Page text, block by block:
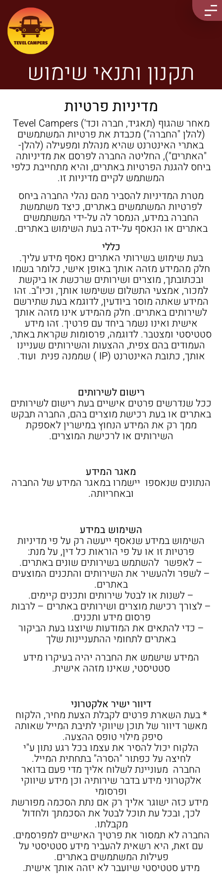
תקנון ותנאי שימוש
מדיניות פרטיות
מאחר שהגוף (תאגיד, חברה וכד') Tevel Campers
(להלן "החברה") מכבדת את פרטיות המשתמשים
באתרי האינטרנט שהיא מנהלת ומפעילה (להלן-
"האתרים"), החליטה החברה לפרסם את מדיניותה
ביחס להגנת הפרטיות באתרים, והיא מתחייבת כלפי
המשתמש לקיים מדיניות זו.
מטרת המדיניות להסביר מהם נהלי החברה ביחס
לפרטיות המשתמשים באתרים, כיצד משתמשת
החברה במידע, הנמסר לה על-ידי המשתמשים
באתרים או הנאסף על-ידה בעת השימוש באתרים.
כללי
בעת שימוש בשירותי האתרים נאסף מידע עליך.
חלק מהמידע מזהה אותך באופן אישי, כלומר בשמו
ובכתובתך, מוצרים ושירותים שרכשת או ביקשת
למכור, אמצעי התשלום ששימשו אותך, וכיו"ב. זהו
המידע שאתה מוסר ביודעין, לדוגמא בעת שתירשם
לשירותים באתרים. חלק מהמידע אינו מזהה אותך
אישית ואינו נשמר ביחד עם פרטיך. זהו מידע
סטטיסטי ומצטבר. לדוגמה, פרסומות שקראת באתר,
העמודים בהם צפית, ההצעות והשירותים שעניינו
אותך, כתובת האינטרנט (IP ) שממנה פנית ועוד.
רישום לשירותים
ככל שנדרשים פרטים אישיים בעת רישום לשירותים
באתרים או בעת רכישת מוצרים בהם, החברה תבקש
ממך רק את המידע הנחוץ במישרין לאספקת
השירותים או לרכישת המוצרים.
מאגר המידע
הנתונים שנאספו יישמרו במאגר המידע של החברה
ובאחריותה.
השימוש במידע
השימוש במידע שנאסף ייעשה רק על פי מדיניות
פרטיות זו או על פי הוראות כל דין, על מנת:
– לאפשר להשתמש בשירותים שונים באתרים.
– לשפר ולהעשיר את השירותים והתכנים המוצעים
באתרים.
– לשנות או לבטל שירותים ותכנים קיימים.
– לצורך רכישת מוצרים ושירותים באתרים – לרבות
פרסום מידע ותכנים.
– כדי להתאים את המודעות שיוצגו בעת הביקור
באתרים לתחומי ההתעניינות שלך
המידע שישמש את החברה יהיה בעיקרו מידע
סטטיסטי, שאינו מזהה אישית.
דיוור ישיר אלקטרוני
* בעת השארת פרטים לקבלת הצעת מחיר, הלקוח
מאשר דיוור של תוכן שיווקי לתיבת המייל שאותה
סיפק מילוי טופס ההצעה.
הלקוח יכול להסיר את עצמו בכל רגע נתון ע"י
לחיצה על כפתור "הסרה" בתחתית המייל.
החברה מעוניינת לשלוח אליך מדי פעם בדואר
אלקטרוני מידע בדבר שירותיה וכן מידע שיווקי
ופרסומי
מידע כזה ישוגר אליך רק אם נתת הסכמה מפורשת
לכך, ובכל עת תוכל לבטל את הסכמתך ולחדול
מקבלתו.
החברה לא תמסור את פרטיך האישיים למפרסמים.
עם זאת, היא רשאית להעביר מידע סטטיסטי על
פעילות המשתמשים באתרים.
מידע סטטיסטי שיועבר לא יזהה אותך אישית.